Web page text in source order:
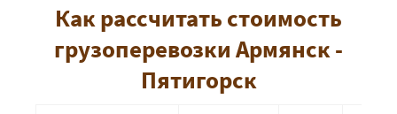
Как рассчитать стоимость
грузоперевозки Армянск -
Пятигорск